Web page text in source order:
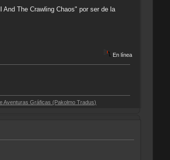
The Crawling Chaos" por ser de la
En línea
(Pakolmo Tradus)